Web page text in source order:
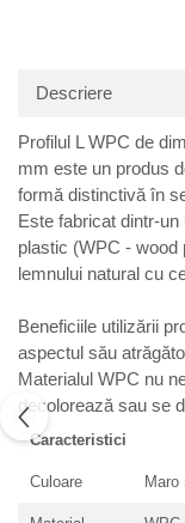
Descriere
Profilul L WPC de
mm este un produs
formă distinctivă în
Este fabricat dintr-
plastic (WPC -
lemnului natural cu
Beneficiile utilizării
aspectul său
Materialul WPC nu
decolorează sau se
Caracteristici
Culoare Maro